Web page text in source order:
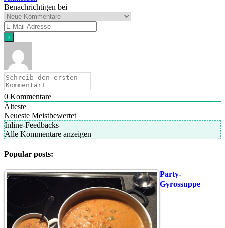
Benachrichtigen bei
0 Kommentare
Älteste
Neueste Meistbewertet
Inline-Feedbacks
Alle Kommentare anzeigen
Popular posts:
Party-
Gyrossuppe